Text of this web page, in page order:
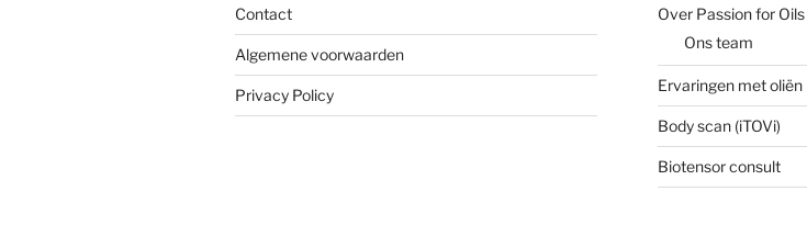
Contact
Algemene voorwaarden
Privacy Policy
Over Passion for Oils
Ons team
Ervaringen met oliën
Body scan (iTOVi)
Biotensor consult